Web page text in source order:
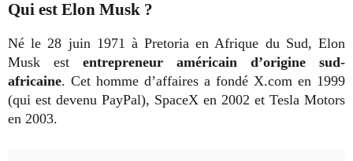
Qui est Elon Musk ?
Né le 28 juin 1971 à Pretoria en Afrique du Sud, Elon
Musk est entrepreneur américain d’origine sud-
africaine. Cet homme d’affaires a fondé X.com en 1999
(qui est devenu PayPal), SpaceX en 2002 et Tesla Motors
en 2003.